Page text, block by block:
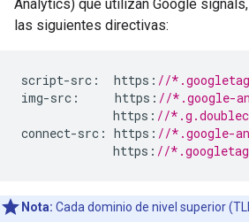
Analytics) que utilizan Google
las siguientes directivas:
script-src : https : //
img-src : https : //*.google-
https : //
connect-src : https : //*.google-
https : //
Nota: Cada dominio de nivel superior